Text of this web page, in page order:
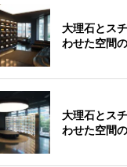
大理石とス
わせた空間
大理石とス
わせた空間